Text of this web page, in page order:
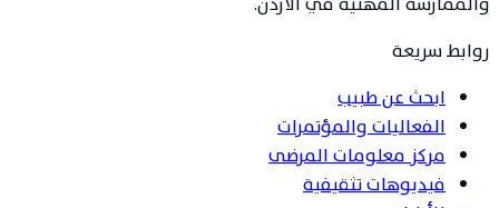
روابط سريعة
ابحث عن طبيب
الفعاليات والمؤتمرات
مركز معلومات المرضى
فيديوهات تثقيفية